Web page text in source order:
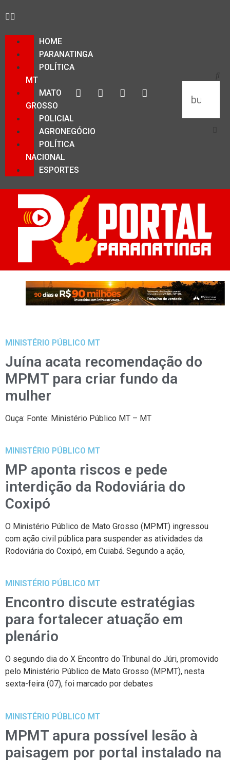
HOME
PARANATINGA
POLÍTICA
MT
MATO
GROSSO
POLICIAL
AGRONEGÓCIO
POLÍTICA
NACIONAL
ESPORTES
MINISTÉRIO PÚBLICO MT
Juína acata recomendação do
MPMT para criar fundo da
mulher
Ouça: Fonte: Ministério Público MT – MT
MINISTÉRIO PÚBLICO MT
MP aponta riscos e pede
interdição da Rodoviária do
Coxipó
O Ministério Público de Mato Grosso (MPMT) ingressou
com ação civil pública para suspender as atividades da
Rodoviária do Coxipó, em Cuiabá. Segundo a ação,
MINISTÉRIO PÚBLICO MT
Encontro discute estratégias
para fortalecer atuação em
plenário
O segundo dia do X Encontro do Tribunal do Júri, promovido
pelo Ministério Público de Mato Grosso (MPMT), nesta
sexta-feira (07), foi marcado por debates
MINISTÉRIO PÚBLICO MT
MPMT apura possível lesão à
paisagem por portal instalado na